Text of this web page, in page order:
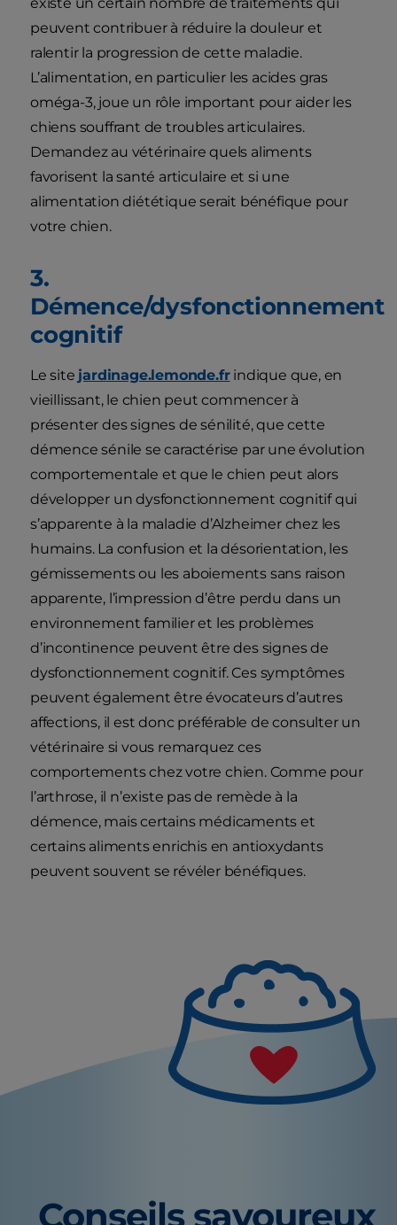
peuvent contribuer à réduire la douleur et
ralentir la progression de cette maladie.
L’alimentation, en particulier les acides gras
oméga-3, joue un rôle important pour aider les
chiens souffrant de troubles articulaires.
Demandez au vétérinaire quels aliments
favorisent la santé articulaire et si une
alimentation diététique serait bénéfique pour
votre chien.
3.
Démence/dysfonctionnement
cognitif
Le site jardinage.lemonde.frindique que, en
vieillissant, le chien peut commencer à
présenter des signes de sénilité, que cette
démence sénile se caractérise par une évolution
comportementale et que le chien peut alors
développer un dysfonctionnement cognitif qui
s’apparente à la maladie d’Alzheimer chez les
humains. La confusion et la désorientation, les
gémissements ou les aboiements sans raison
apparente, l’impression d’être perdu dans un
environnement familier et les problèmes
d’incontinence peuvent être des signes de
dysfonctionnement cognitif. Ces symptômes
peuvent également être évocateurs d’autres
affections, il est donc préférable de consulter un
vétérinaire si vous remarquez ces
comportements chez votre chien. Comme pour
l’arthrose, il n’existe pas de remède à la
démence, mais certains médicaments et
certains aliments enrichis en antioxydants
peuvent souvent se révéler bénéfiques.
Conseils savoureux